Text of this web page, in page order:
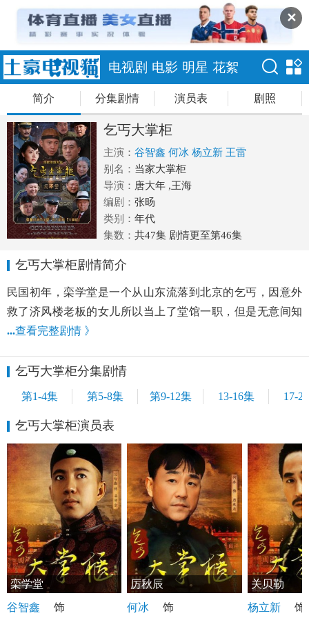
✕
电视剧 电影 明星 花絮
简介 分集剧情 演员表 剧照
乞丐大掌柜
主演： 谷智鑫 何冰 杨立新 王雷
别名： 当家大掌柜
导演： 唐大年 ,王海
编剧： 张旸
类别： 年代
集数： 共47集 剧情更至第46集
乞丐大掌柜剧情简介
民国初年，栾学堂是一个从山东流落到北京的乞丐，因意外
救了济风楼老板的女儿所以当上了堂馆一职，但是无意间知
...查看完整剧情 》
乞丐大掌柜分集剧情
第1-4集 第5-8集 第9-12集 13-16集 17-
乞丐大掌柜演员表
栾学堂
谷智鑫
饰
厉秋辰
何冰
饰
关贝勒
杨立新
饰